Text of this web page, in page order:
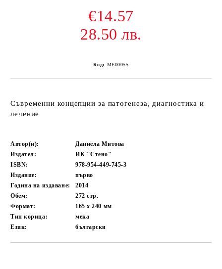
€14.57
28.50 лв.
Код: ME00055
Съвременни концепции за патогенеза, диагностика и
лечение
Автор(и):
Даниела Митова
Издател:
ИК "Стено"
ISBN:
978-954-449-745-3
Издание:
първо
Година на издаване:
2014
Обем:
272стр.
Формат:
165 х 240 мм
Тип корица:
мека
Език:
български